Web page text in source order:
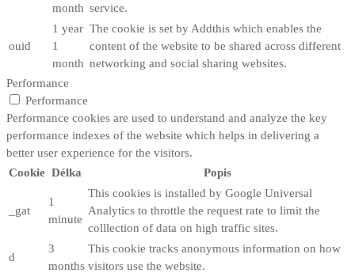
month service.
ouid
1 year
1
month
The cookie is set by Addthis which enables the
content of the website to be shared across different
networking and social sharing websites.
Performance
Performance
Performance cookies are used to understand and analyze the key
performance indexes of the website which helps in delivering a
better user experience for the visitors.
Cookie Délka Popis
_gat
1
minute
This cookies is installed by Google Universal
Analytics to throttle the request rate to limit the
colllection of data on high traffic sites.
d
3
months
This cookie tracks anonymous information on how
visitors use the website.